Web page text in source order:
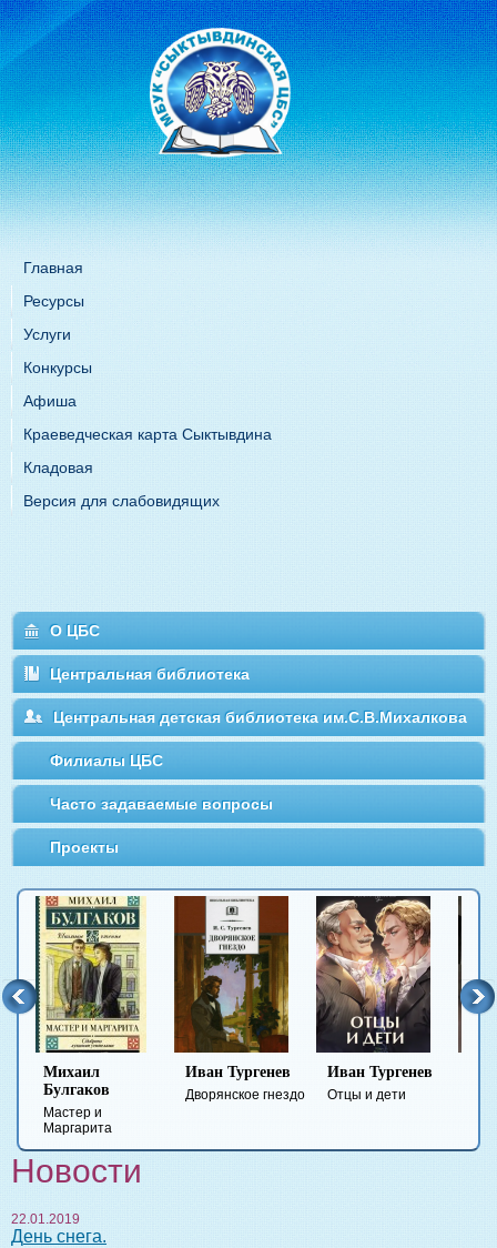
Главная
Ресурсы
Услуги
Конкурсы
Афиша
Краеведческая карта Сыктывдина
Кладовая
Версия для слабовидящих
О ЦБС
Центральная библиотека
Центральная детская библиотека им.С.В.Михалкова
Филиалы ЦБС
Часто задаваемые вопросы
Проекты
Иван Тургенев
Дворянское гнездо
Иван Тургенев
Отцы и дети
Федор
Достоевский
Новости
22.01.2019
День снега.